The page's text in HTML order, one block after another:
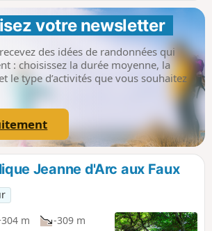
votre newsletter
des idées de randonnées qui
: choisissez la durée moyenne, la
le type d’activités que vous souhaitez
Jeanne d'Arc aux Faux
m
-309 m